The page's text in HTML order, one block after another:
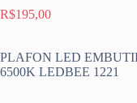
R$195,00
PLAFON LED
6500K LEDBEE 1221